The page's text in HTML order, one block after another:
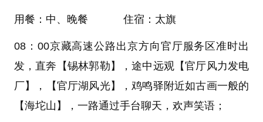
用餐：中、晚餐 住宿：太旗
08：00京藏高速公路出京方向官厅服务区准时出
发，直奔 【锡林郭勒】 ，途中远观【官厅风力发电
厂】
， 【官厅湖风光】
，鸡鸣驿附近如古画一般的
【海坨山】
，一路通过手台聊天，欢声笑语；